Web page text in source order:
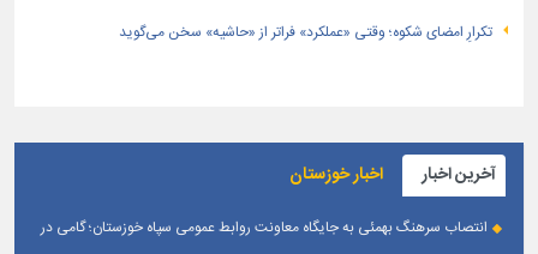
تکرارِ امضای شکوه؛ وقتی «عملکرد» فراتر از «حاشیه» سخن می‌گوید
آخرین اخبار اخبار خوزستان
انتصاب سرهنگ بهمئی به جایگاه معاونت روابط عمومی سپاه خوزستان؛ گامی در